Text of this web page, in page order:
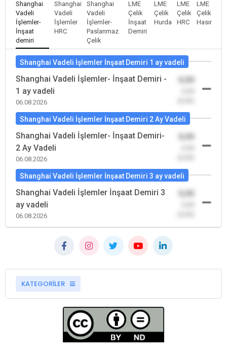
Shanghai
Vadeli
İşlemler-
İnşaat
demiri
Shanghai
Vadeli
İşlemler
HRC
Shanghai
Vadeli
İşlemler-
Paslanmaz
Çelik
LME
Çelik
İnşaat
Demiri
LME
Çelik
Hurda
LME
Çelik
HRC
LME
Çelik
Hasır
Shanghai Vadeli İşlemler İnşaat Demiri 1 ay vadeli
Shanghai Vadeli İşlemler- İnşaat Demiri -
1 ay vadeli
06.08.2026
Shanghai Vadeli İşlemler İnşaat Demiri 2 Ay Vadeli
Shanghai Vadeli İşlemler- İnşaat Demiri-
2 Ay Vadeli
06.08.2026
Shanghai Vadeli İşlemler İnşaat Demiri 3 ay vadeli
Shanghai Vadeli İşlemler İnşaat Demiri 3
ay vadeli
06.08.2026
KATEGORİLER